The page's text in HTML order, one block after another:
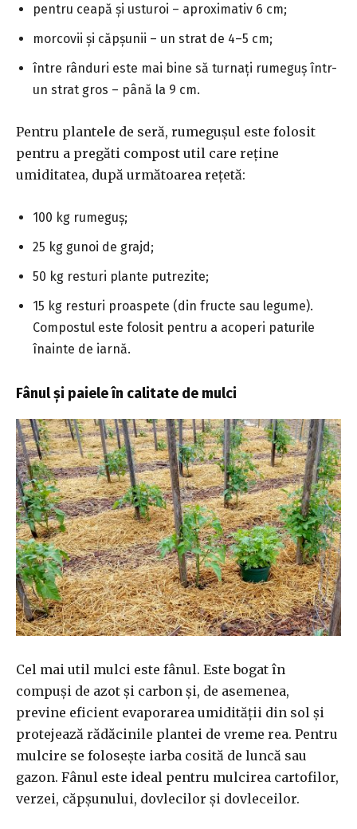
pentru ceapă și usturoi – aproximativ 6 cm;
morcovii și căpșunii – un strat de 4–5 cm;
între rânduri este mai bine să turnați rumeguș într-
un strat gros – până la 9 cm.
Pentru plantele de seră, rumegușul este folosit
pentru a pregăti compost util care reține
umiditatea, după următoarea rețetă:
100 kg rumeguș;
25 kg gunoi de grajd;
50 kg resturi plante putrezite;
15 kg resturi proaspete (din fructe sau legume).
Compostul este folosit pentru a acoperi paturile
înainte de iarnă.
Fânul și paiele în calitate de mulci
Cel mai util mulci este fânul. Este bogat în
compuși de azot și carbon și, de asemenea,
previne eficient evaporarea umidității din sol și
protejează rădăcinile plantei de vreme rea. Pentru
mulcire se folosește iarba cosită de luncă sau
gazon. Fânul este ideal pentru mulcirea cartofilor,
verzei, căpșunului, dovlecilor și dovleceilor.